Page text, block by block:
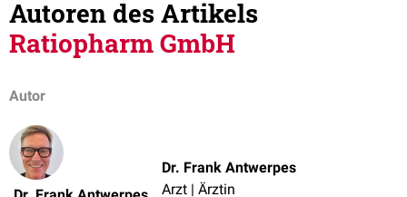
Autoren des Artikels
Ratiopharm GmbH
Autor
Dr. Frank Antwerpes
Arzt | Ärztin